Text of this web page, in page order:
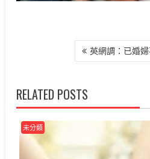
覽
英網調：已婚
RELATED POSTS
未分類